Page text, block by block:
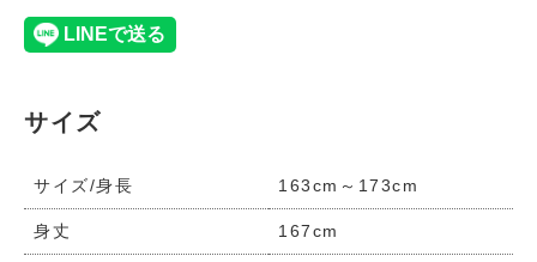
サイズ
サイズ/身長 163cm～173cm
身丈 167cm